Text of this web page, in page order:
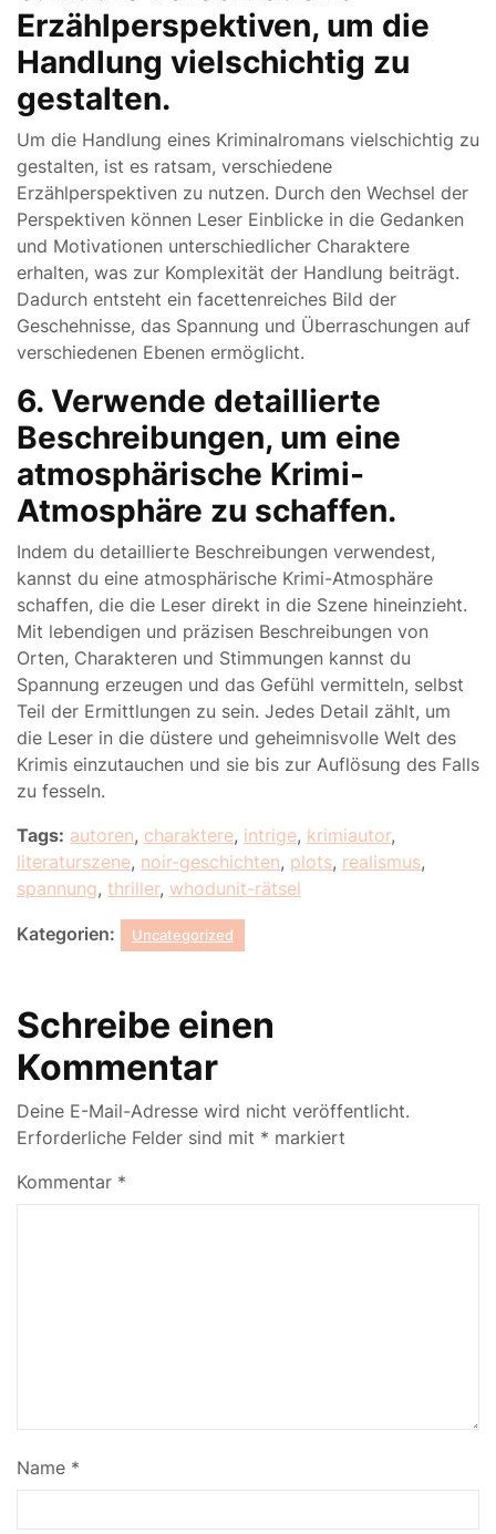
Erzählperspektiven, um die
Handlung vielschichtig zu
gestalten.
Um die Handlung eines Kriminalromans vielschichtig zu
gestalten, ist es ratsam, verschiedene
Erzählperspektiven zu nutzen. Durch den Wechsel der
Perspektiven können Leser Einblicke in die Gedanken
und Motivationen unterschiedlicher Charaktere
erhalten, was zur Komplexität der Handlung beiträgt.
Dadurch entsteht ein facettenreiches Bild der
Geschehnisse, das Spannung und Überraschungen auf
verschiedenen Ebenen ermöglicht.
6. Verwende detaillierte
Beschreibungen, um eine
atmosphärische Krimi-
Atmosphäre zu schaffen.
Indem du detaillierte Beschreibungen verwendest,
kannst du eine atmosphärische Krimi-Atmosphäre
schaffen, die die Leser direkt in die Szene hineinzieht.
Mit lebendigen und präzisen Beschreibungen von
Orten, Charakteren und Stimmungen kannst du
Spannung erzeugen und das Gefühl vermitteln, selbst
Teil der Ermittlungen zu sein. Jedes Detail zählt, um
die Leser in die düstere und geheimnisvolle Welt des
Krimis einzutauchen und sie bis zur Auflösung des Falls
zu fesseln.
Tags: autoren, charaktere, intrige, krimiautor,
literaturszene, noir-geschichten, plots, realismus,
spannung, thriller, whodunit-rätsel
Kategorien: Uncategorized
Schreibe einen
Kommentar
Deine E-Mail-Adresse wird nicht veröffentlicht.
Erforderliche Felder sind mit * markiert
Kommentar *
Name *